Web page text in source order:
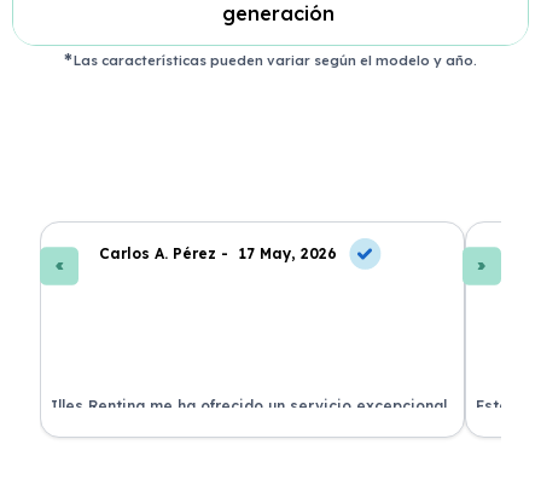
generación
Las características pueden variar según el modelo y año.
Carlos A. Pérez - 17 May, 2026
Illes Renting me ha ofrecido un servicio excepcional.
Su atención al cliente es muy buena y el coche llegó
Estoy
nuevo y